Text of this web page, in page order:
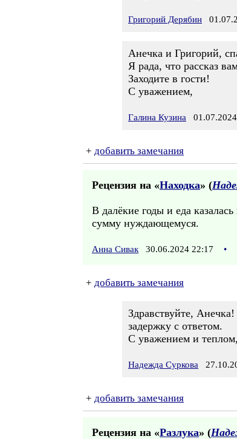
Григорий Дерябин
Анечка и Григорий,
Я рада, что рассказ
Заходите в гости!
С уважением,
Галина Кузина
+ добавить замечания
Рецензия на «Находка» (
В далёкие годы и еда
сумму нуждающемуся.
Анна Сивак 30.06.2024 22:17 •
+ добавить замечания
Здравствуйте,
задержку с ответом.
С уважением и
Надежда Суркова
+ добавить замечания
Рецензия на «Разлука» (